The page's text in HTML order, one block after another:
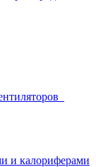
и калориферами